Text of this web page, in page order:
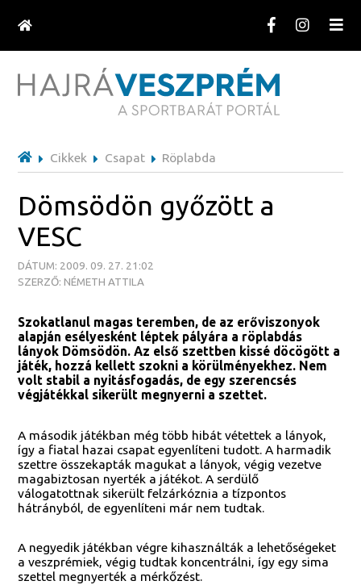
Cikkek Csapat Röplabda
Dömsödön győzött a
VESC
DÁTUM: 2009. 09. 27. 21:02
SZERZŐ: NÉMETH ATTILA
Szokatlanul magas teremben, de az erőviszonyok
alapján esélyesként léptek pályára a röplabdás
lányok Dömsödön. Az első szettben kissé döcögött a
játék, hozzá kellett szokni a körülményekhez. Nem
volt stabil a nyitásfogadás, de egy szerencsés
végjátékkal sikerült megnyerni a szettet.
A második játékban még több hibát vétettek a lányok,
így a fiatal hazai csapat egyenlíteni tudott. A harmadik
szettre összekapták magukat a lányok, végig vezetve
magabiztosan nyerték a játékot. A serdülő
válogatottnak sikerült felzárkóznia a tízpontos
hátrányból, de egyenlíteni már nem tudtak.
A negyedik játékban végre kihasználták a lehetőségeket
a veszprémiek, végig tudtak koncentrálni, így egy sima
szettel megnyerték a mérkőzést.